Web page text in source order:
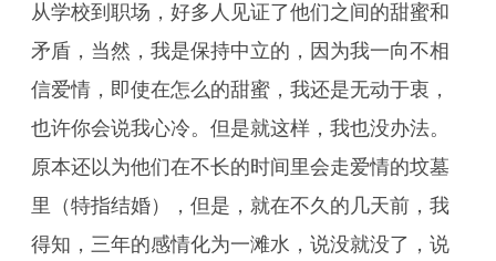
从学校到职场，好多人见证了他们之间的甜蜜和
矛盾，当然，我是保持中立的，因为我一向不相
信爱情，即使在怎么的甜蜜，我还是无动于衷，
也许你会说我心冷。但是就这样，我也没办法。
原本还以为他们在不长的时间里会走爱情的坟墓
里（特指结婚），但是，就在不久的几天前，我
得知，三年的感情化为一滩水，说没就没了，说